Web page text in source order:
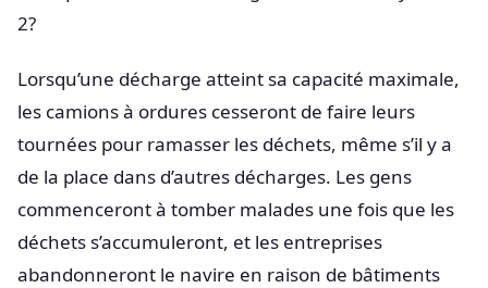
2?
Lorsqu’une décharge atteint sa capacité maximale,
les camions à ordures cesseront de faire leurs
tournées pour ramasser les déchets, même s’il y a
de la place dans d’autres décharges. Les gens
commenceront à tomber malades une fois que les
déchets s’accumuleront, et les entreprises
abandonneront le navire en raison de bâtiments